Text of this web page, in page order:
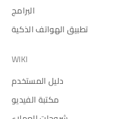
البرامج
تطبيق الهواتف الذكية
WIKI
دليل المستخدم
مكتبة الفيديو